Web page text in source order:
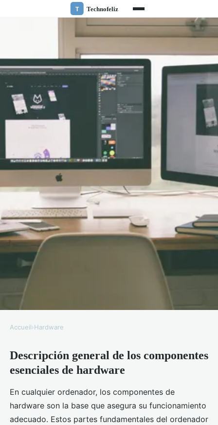
Los Componentes Esenciales de
Hardware que Debes Conocer
admin•20 septiembre 2025•8 min de lecture
Accueil›Hardware
Descripción general de los componentes
esenciales de hardware
En cualquier ordenador, los componentes de
hardware son la base que asegura su funcionamiento
adecuado. Estos partes fundamentales del ordenador